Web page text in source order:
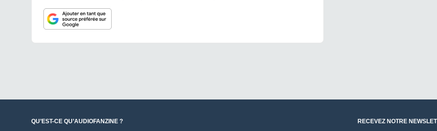
QU’EST-CE QU’AUDIOFANZINE ? RECEVEZ NOTRE